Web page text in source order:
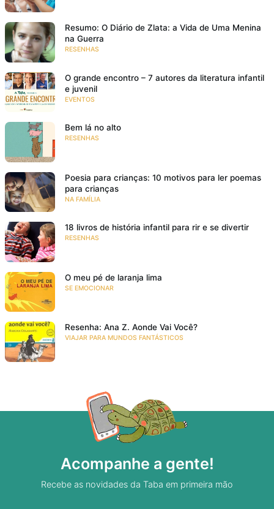
Resumo: O Diário de Zlata: a Vida de Uma Menina
na Guerra
RESENHAS
O grande encontro – 7 autores da literatura infantil
e juvenil
EVENTOS
Bem lá no alto
RESENHAS
Poesia para crianças: 10 motivos para ler poemas
para crianças
NA FAMÍLIA
18 livros de história infantil para rir e se divertir
RESENHAS
O meu pé de laranja lima
SE EMOCIONAR
Resenha: Ana Z. Aonde Vai Você?
VIAJAR PARA MUNDOS FANTÁSTICOS
Acompanhe a gente!
Recebe as novidades da Taba em primeira mão